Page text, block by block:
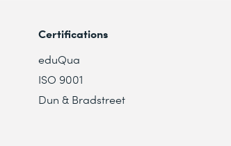
Certifications
eduQua
ISO 9001
Dun & Bradstreet